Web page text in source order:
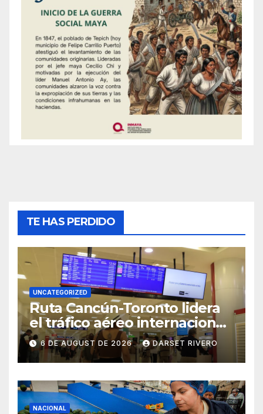
TE HAS PERDIDO
UNCATEGORIZED
Ruta Cancún-Toronto lidera
el tráfico aéreo internacional
en México con más de 862
mil pasajeros
6 DE AUGUST DE 2026 DARSET RIVERO
NACIONAL